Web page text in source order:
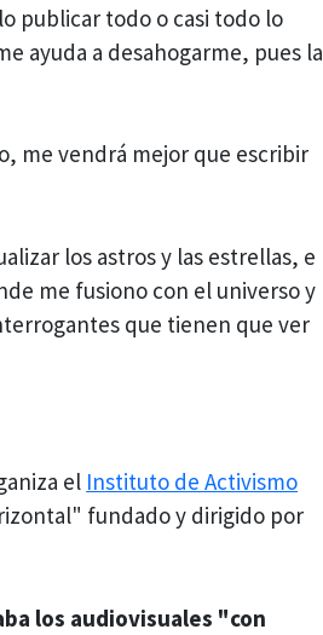
publicar todo o casi todo lo
ayuda a desahogarme, pues la
me vendrá mejor que escribir
los astros y las estrellas, e
me fusiono con el universo y
que tienen que ver
el Instituto de Activismo
fundado y dirigido por
los audiovisuales "con